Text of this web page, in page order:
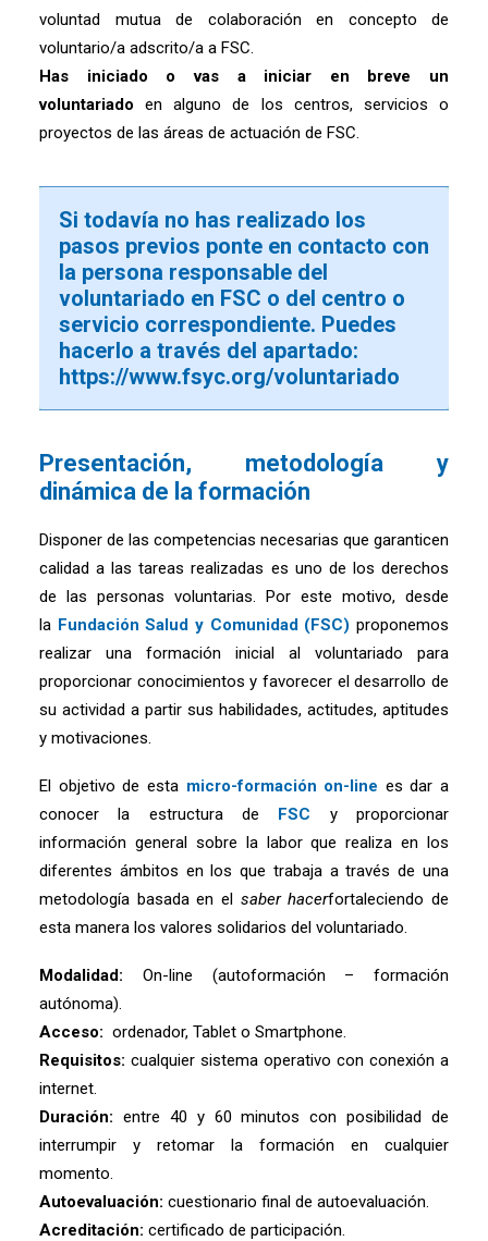
voluntad mutua de colaboración en concepto de
voluntario/a adscrito/a a FSC.
Has iniciado o vas a iniciar en breve un
voluntariado en alguno de los centros, servicios o
proyectos de las áreas de actuación de FSC.
Si todavía no has realizado los
pasos previos ponte en contacto con
la persona responsable del
voluntariado en FSC o del centro o
servicio correspondiente. Puedes
hacerlo a través del apartado:
https://www.fsyc.org/voluntariado
Presentación, metodología y
dinámica de la formación
Disponer de las competencias necesarias que garanticen
calidad a las tareas realizadas es uno de los derechos
de las personas voluntarias. Por este motivo, desde
la Fundación Salud y Comunidad (FSC) proponemos
realizar una formación inicial al voluntariado para
proporcionar conocimientos y favorecer el desarrollo de
su actividad a partir sus habilidades, actitudes, aptitudes
y motivaciones.
El objetivo de esta micro-formación on-line es dar a
conocer la estructura de FSC y proporcionar
información general sobre la labor que realiza en los
diferentes ámbitos en los que trabaja a través de una
metodología basada en el saber hacerfortaleciendo de
esta manera los valores solidarios del voluntariado.
Modalidad: On-line (autoformación – formación
autónoma).
Acceso: ordenador, Tablet o Smartphone.
Requisitos: cualquier sistema operativo con conexión a
internet.
Duración: entre 40 y 60 minutos con posibilidad de
interrumpir y retomar la formación en cualquier
momento.
Autoevaluación: cuestionario final de autoevaluación.
Acreditación: certificado de participación.